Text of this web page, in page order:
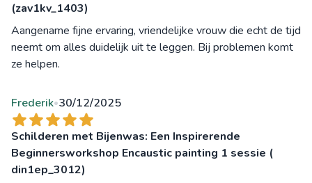
(zav1kv_1403)
Aangename fijne ervaring, vriendelijke vrouw die echt de tijd
neemt om alles duidelijk uit te leggen. Bij problemen komt
ze helpen.
Frederik•30/12/2025
Schilderen met Bijenwas: Een Inspirerende
Beginnersworkshop Encaustic painting 1 sessie (
din1ep_3012)